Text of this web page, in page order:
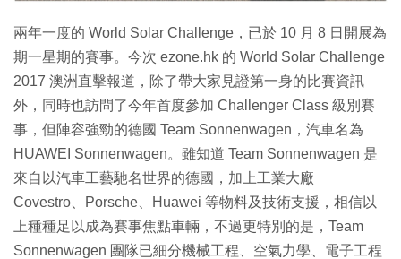
兩年一度的 World Solar Challenge，已於 10 月 8 日開展為
期一星期的賽事。今次 ezone.hk 的 World Solar Challenge
2017 澳洲直擊報道，除了帶大家見證第一身的比賽資訊
外，同時也訪問了今年首度參加 Challenger Class 級別賽
事，但陣容強勁的德國 Team Sonnenwagen，汽車名為
HUAWEI Sonnenwagen。雖知道 Team Sonnenwagen 是
來自以汽車工藝馳名世界的德國，加上工業大廠
Covestro、Porsche、Huawei 等物料及技術支援，相信以
上種種足以成為賽事焦點車輛，不過更特別的是，Team
Sonnenwagen 團隊已細分機械工程、空氣力學、電子工程